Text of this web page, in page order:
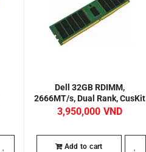
Dell 32GB RDIMM,
2666MT/s, Dual Rank, CusKit
3,950,000
Add to cart